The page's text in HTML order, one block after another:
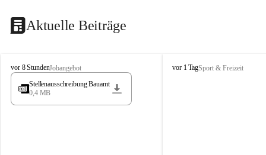
Aktuelle Beiträge
S
t
s
vor 8 StundenJobangebot
Stellenausschreibung Bauamt
0,4 MB
S
vor 1 TagSport & Freizeit